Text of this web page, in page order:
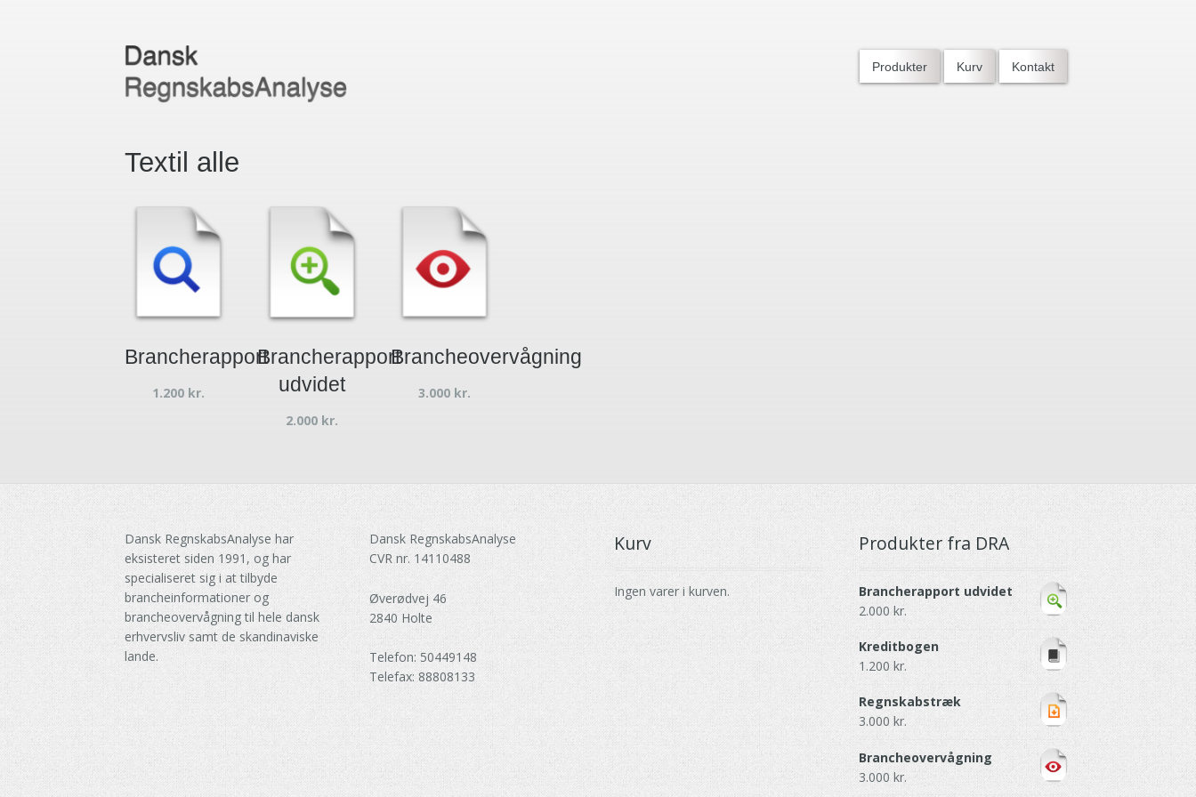
Produkter Kurv Kontakt
Textil alle
Brancherapport
1.200 kr.
Brancherapport
udvidet
2.000 kr.
Brancheovervågning
3.000 kr.
Dansk RegnskabsAnalyse har
eksisteret siden 1991, og har
specialiseret sig i at tilbyde
brancheinformationer og
brancheovervågning til hele dansk
erhvervsliv samt de skandinaviske
lande.
Dansk RegnskabsAnalyse
CVR nr. 14110488
Øverødvej 46
2840 Holte
Telefon: 50449148
Telefax: 88808133
Kurv
Ingen varer i kurven.
Produkter fra DRA
Brancherapport udvidet
2.000kr.
Kreditbogen
1.200kr.
Regnskabstræk
3.000kr.
Brancheovervågning
3.000kr.